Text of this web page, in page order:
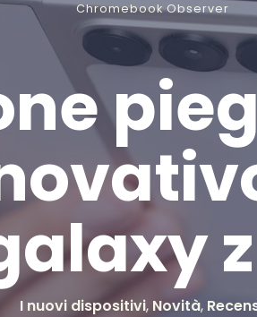
Chromebook Observer
I nuovi dispositivi, Novità,